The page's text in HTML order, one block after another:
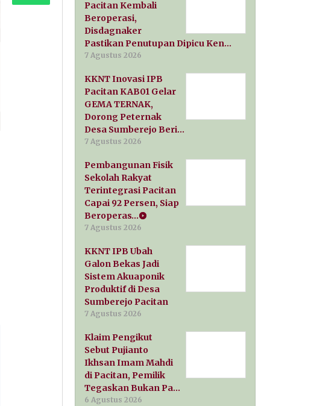
Pacitan Kembali
Beroperasi,
Disdagnaker
Pastikan Penutupan Dipicu Ken…
7 Agustus 2026
KKNT Inovasi IPB
Pacitan KAB01 Gelar
GEMA TERNAK,
Dorong Peternak
Desa Sumberejo Beri…
7 Agustus 2026
Pembangunan Fisik
Sekolah Rakyat
Terintegrasi Pacitan
Capai 92 Persen, Siap
Beroperas…
7 Agustus 2026
KKNT IPB Ubah
Galon Bekas Jadi
Sistem Akuaponik
Produktif di Desa
Sumberejo Pacitan
7 Agustus 2026
Klaim Pengikut
Sebut Pujianto
Ikhsan Imam Mahdi
di Pacitan, Pemilik
Tegaskan Bukan Pa…
6 Agustus 2026